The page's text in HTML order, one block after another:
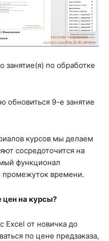
занятие(я) по обработке
обновиться 9-е занятие
курсов мы делаем
сосредоточится на
функционал
времени.
на курсы?
Excel от новичка до
по цене предзаказа,